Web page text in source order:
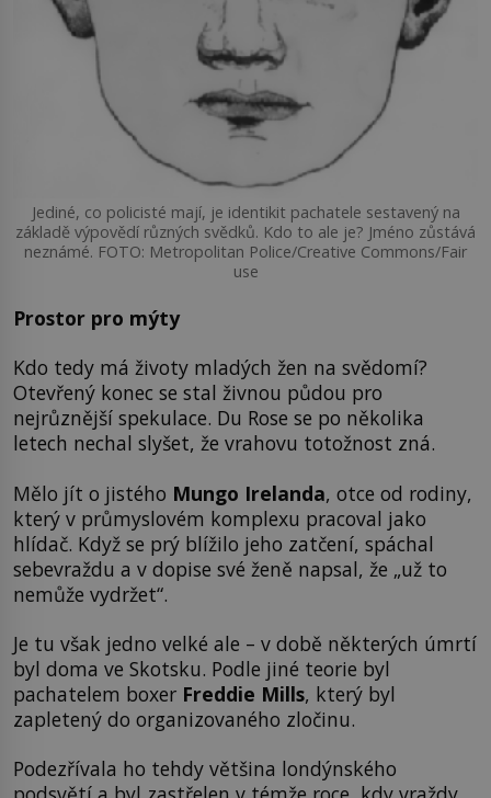
Jediné, co policisté mají, je identikit pachatele sestavený na
základě výpovědí různých svědků. Kdo to ale je? Jméno zůstává
neznámé. FOTO: Metropolitan Police/Creative Commons/Fair
use
Prostor pro mýty
Kdo tedy má životy mladých žen na svědomí?
Otevřený konec se stal živnou půdou pro
nejrůznější spekulace. Du Rose se po několika
letech nechal slyšet, že vrahovu totožnost zná.
Mělo jít o jistého Mungo Irelanda, otce od rodiny,
který v průmyslovém komplexu pracoval jako
hlídač. Když se prý blížilo jeho zatčení, spáchal
sebevraždu a v dopise své ženě napsal, že „už to
nemůže vydržet“.
Je tu však jedno velké ale – v době některých úmrtí
byl doma ve Skotsku. Podle jiné teorie byl
pachatelem boxer Freddie Mills, který byl
zapletený do organizovaného zločinu.
Podezřívala ho tehdy většina londýnského